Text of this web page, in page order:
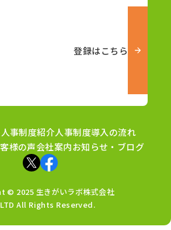
登録はこちら
事制度紹介人事制度導入の流れ
様の声会社案内お知らせ・ブログ
© 2025 生きがいラボ株式会社
All Rights Reserved.